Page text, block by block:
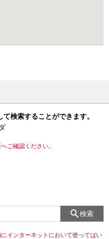
検索することができます。
ご確認ください。
検索
インターネットにおいて使ってはい